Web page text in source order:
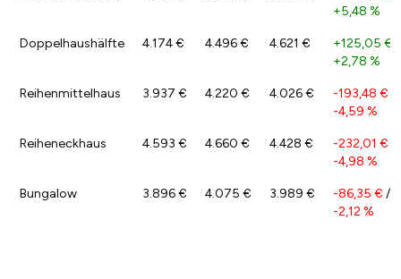
+5,48 %
Doppelhaushälfte 4.174 € 4.496 € 4.621 € +125,05 €
+2,78 %
Reihenmittelhaus 3.937 € 4.220 € 4.026 € -193,48 €
-4,59 %
Reiheneckhaus 4.593 € 4.660 € 4.428 € -232,01 €
-4,98 %
Bungalow 3.896 € 4.075 € 3.989 € -86,35 € /
-2,12 %